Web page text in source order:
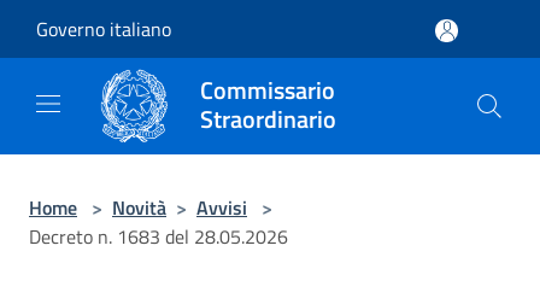
Governo italiano
Commissario
Straordinario
Home > Novità > Avvisi >
Decreto n. 1683 del 28.05.2026